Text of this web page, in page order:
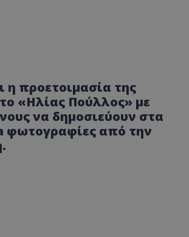
η προετοιμασία της
«Ηλίας Πούλλος» με
να δημοσιεύουν στα
φωτογραφίες από την